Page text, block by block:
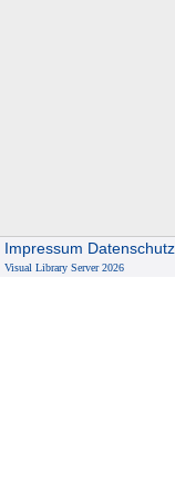
Impressum Datenschutz
Visual Library Server 2026